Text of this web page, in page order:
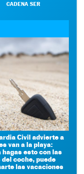
CADENA SER
Civil advierte a
van a la playa:
hagas esto con las
coche, puede
las vacaciones